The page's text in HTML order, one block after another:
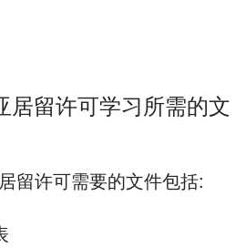
居留许可学习所需的文
留许可需要的文件包括: